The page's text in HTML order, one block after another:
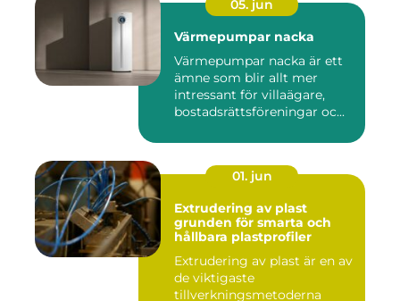
05. jun
Värmepumpar nacka
Värmepumpar nacka är ett
ämne som blir allt mer
intressant för villaägare,
bostadsrättsföreningar oc...
01. jun
Extrudering av plast
grunden för smarta och
hållbara plastprofiler
Extrudering av plast är en av
de viktigaste
tillverkningsmetoderna